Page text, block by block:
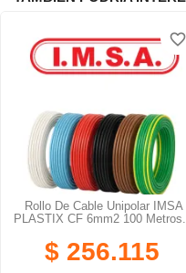
Rollo De Cable Unipolar IMSA
PLASTIX CF 6mm2 100 Metros...
$ 256.115
favorite_border